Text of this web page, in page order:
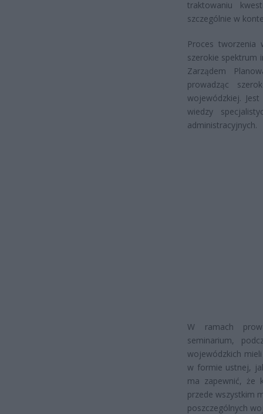
traktowaniu
szczególnie w
Proces tworzenia
szerokie spektrum
Zarządem
prowadząc
wojewódzkiej.
wiedzy
administracyjnych.
W ramach
seminarium,
wojewódzkich
w formie ustnej,
ma zapewnić, że
przede wszystkim
poszczególnych